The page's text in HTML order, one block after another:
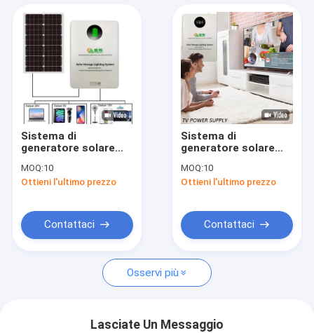
Prodotti
Video
Chi siamo
Giro della fabbrica
Richiedi un preventivo
Sistema di illuminazione domestico solare
Generatori solari portatili
Sistema di
generatore solare
Power Solutions
MOQ:10
Ottieni l'ultimo prezzo
Contattaci
Sistema di
generatore solare
918
MOQ:10
Ottieni l'ultimo prezzo
Contattaci
Osservi più
Lasciate Un Messaggio